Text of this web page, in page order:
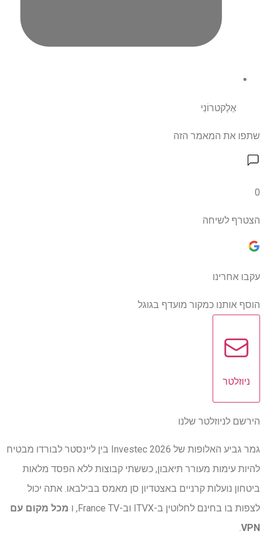
אֶלֶקטרוֹנִי
שתפו את המאמר הזה
0
הצטרף לשיחה
עקבו אחרינו
הוסף אותנו כמקור מועדף בגוגל
ניוזלטר
הירשם לניוזלטר שלנו
גמר גביע האלופות של Investec 2026 בין ליינסטר לבורדו מבטיח
להיות עימות מעורר תיאבון, כששתי קבוצות ללא הפסד מלאות
ביטחון נועלות קרניים באצטדיון סן מאמס בבילבאו. אתה יכול
לצפות בו בחינם לחלוטין ב-ITVX וב-France TV, ו
מכל מקום עם
VPN
.